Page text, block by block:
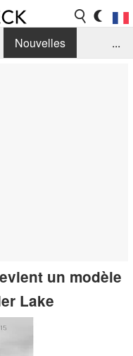
Nouvelles
...
un modèle
Lake